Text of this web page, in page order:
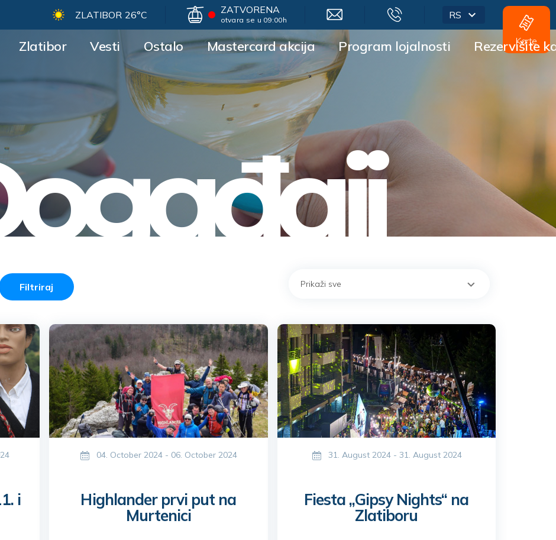
ZLATIBOR 26°C ZATVORENA
otvara se u 09:00h RS
Karte
Zlatibor Vesti Ostalo Mastercard akcija Program lojalnosti Rezervišite
Filtriraj Prikaži sve
i
04. October 2024 - 06. October 2024
Highlander prvi put na
Murtenici
31. August 2024 - 31. August 2024
Fiesta „Gipsy Nights“ na
Zlatiboru